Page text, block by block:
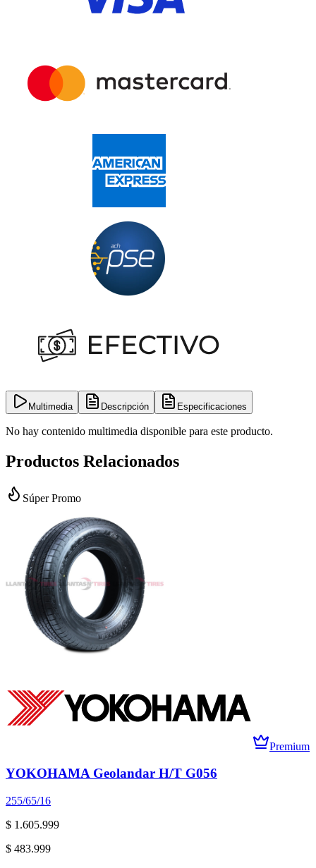
Multimedia Descripción Especificaciones
No hay contenido multimedia disponible para este producto.
Productos Relacionados
Súper Promo
Premium
YOKOHAMA Geolandar H/T G056
255/65/16
$ 1.605.999
$ 483.999